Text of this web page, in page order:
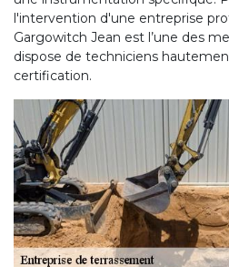
l'intervention d'une entreprise
Gargowitch Jean est l’une des
dispose de techniciens
certification.